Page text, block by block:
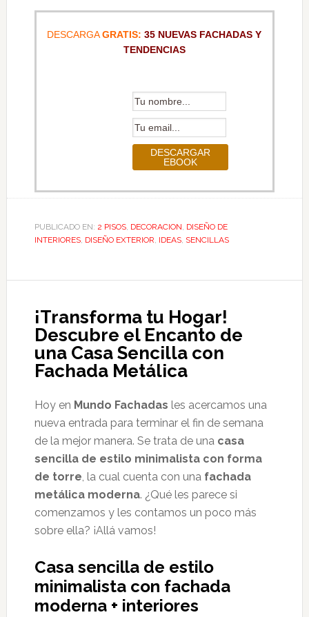
DESCARGAGRATIS: 35 NUEVAS FACHADAS Y
TENDENCIAS
PUBLICADO EN: 2 PISOS, DECORACION, DISEÑO DE
INTERIORES, DISEÑO EXTERIOR, IDEAS, SENCILLAS
¡Transforma tu Hogar!
Descubre el Encanto de
una Casa Sencilla con
Fachada Metálica
Hoy en Mundo Fachadas les acercamos una
nueva entrada para terminar el fin de semana
de la mejor manera. Se trata de una casa
sencilla de estilo minimalista con forma
de torre, la cual cuenta con una fachada
metálica moderna. ¿Qué les parece si
comenzamos y les contamos un poco más
sobre ella? ¡Allá vamos!
Casa sencilla de estilo
minimalista con fachada
moderna + interiores